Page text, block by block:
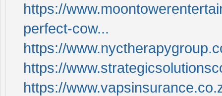
https://
perfect-cow...
https://
https://
https://